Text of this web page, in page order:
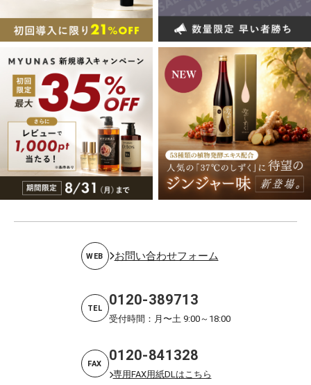
WEB お問い合わせフォーム
TEL 0120-389713
受付時間：月〜土 9:00～18:00
FAX 0120-841328
専用FAX用紙DLはこちら